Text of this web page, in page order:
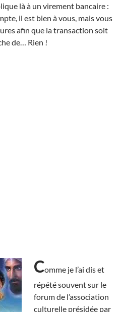
là à un virement bancaire :
il est bien à vous, mais vous
afin que la transaction soit
de… Rien !
Comme je l’ai dis et
répété souvent sur le
forum de l’association
culturelle présidée par